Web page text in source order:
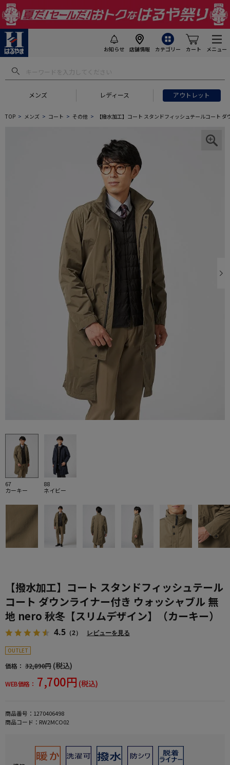
お知らせ 店舗情報 カテゴリー カート メニュー
メンズ レディース アウトレット
TOP メンズ コート その他 【撥水加工】コート スタンドフィッシュテールコート
67
カーキー
88
ネイビー
【撥水加工】コート スタンドフィッシュテール
コート ダウンライナー付き ウォッシャブル 無
地 nero 秋冬【スリムデザイン】（カーキー）
4.5 （2） レビューを見る
OUTLET
価格： 32,890円 (税込)
WEB価格： 7,700円 (税込)
商品番号： 1270406498
商品コード： RW2MCO02